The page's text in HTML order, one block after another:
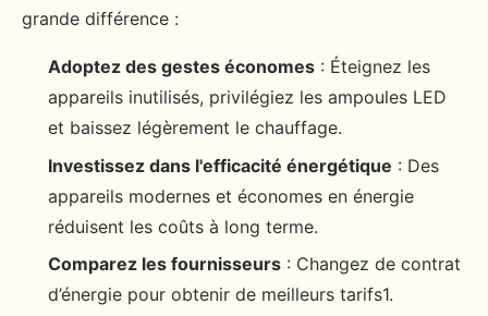
grande différence :
Adoptez des gestes économes : Éteignez les
appareils inutilisés, privilégiez les ampoules LED
et baissez légèrement le chauffage.
Investissez dans l'efficacité énergétique : Des
appareils modernes et économes en énergie
réduisent les coûts à long terme.
Comparez les fournisseurs : Changez de contrat
d’énergie pour obtenir de meilleurs tarifs1.